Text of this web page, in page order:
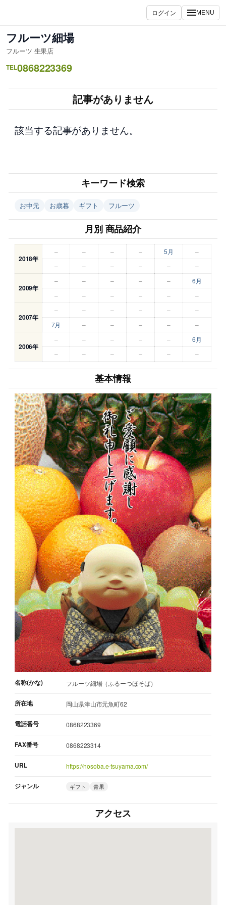
を
ス
キ
ッ
ログイン MENU
フルーツ細場
フルーツ 生果店
TEL0868223369
記事がありません
該当する記事がありません。
キーワード検索
お中元 お歳暮 ギフト フルーツ
月別 商品紹介
2018年
– – – – 5月
–
–
– – – – –
2009年
– – – – –
6月
–
– – – – –
2007年
– – – – –
–
7月
– – – – –
2006年
– – – – –
6月
–
– – – – –
基本情報
名称(かな) フルーツ細場（ふるーつほそば）
所在地 岡山県津山市元魚町62
電話番号 0868223369
FAX番号 0868223314
URL https://hosoba.e-tsuyama.com/
ジャンル ギフト 青果
アクセス